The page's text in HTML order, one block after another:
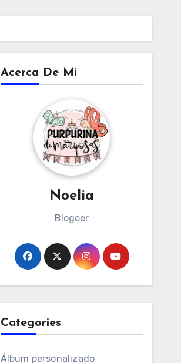
Acerca De Mi
Noelia
Blogeer
Categories
Álbum personalizado